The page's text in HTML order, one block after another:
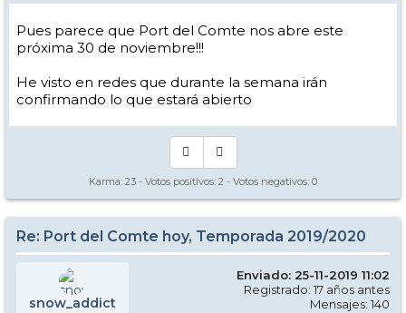
Pues parece que Port del Comte nos abre este
próxima 30 de noviembre!!!
He visto en redes que durante la semana irán
confirmando lo que estará abierto
Karma: 23 - Votos positivos: 2 - Votos negativos: 0
Re: Port del Comte hoy, Temporada 2019/2020
snow_addict
Enviado: 25-11-2019 11:02
Registrado: 17 años antes
Mensajes: 140